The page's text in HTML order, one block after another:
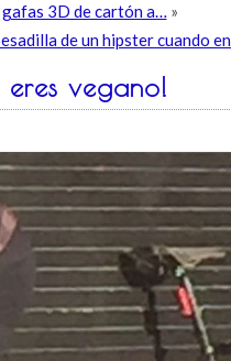
gafas 3D de cartón a… »
de un hipster cuando
vegano!